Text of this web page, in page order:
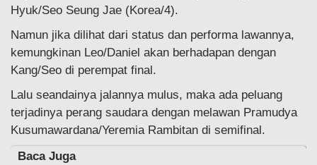
Hyuk/Seo Seung Jae (Korea/4).
Namun jika dilihat dari status dan performa lawannya,
kemungkinan Leo/Daniel akan berhadapan dengan
Kang/Seo di perempat final.
Lalu seandainya jalannya mulus, maka ada peluang
terjadinya perang saudara dengan melawan Pramudya
Kusumawardana/Yeremia Rambitan di semifinal.
Baca Juga